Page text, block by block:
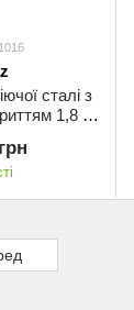
сталі з
1,8 л